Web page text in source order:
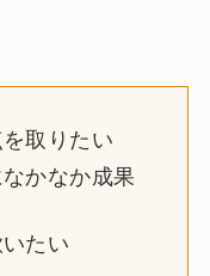
取りたい
かなか成果
たい